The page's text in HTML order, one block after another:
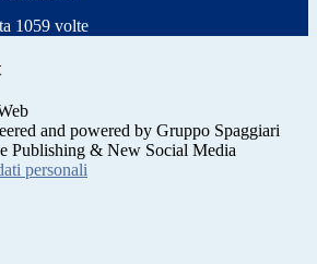
1059 volte
and powered by Gruppo Spaggiari
Publishing & New Social Media
personali